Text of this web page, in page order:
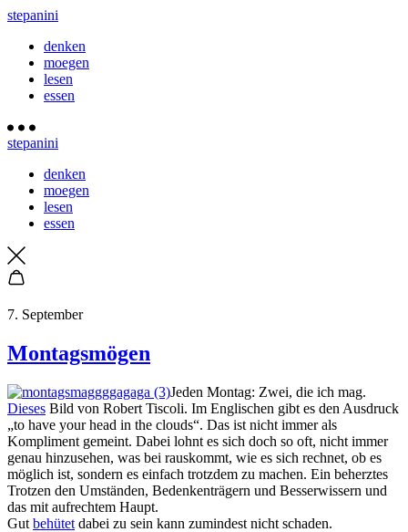
stepanini
denken
moegen
lesen
essen
stepanini
denken
moegen
lesen
essen
7. September
Montagsmögen
Jeden Montag: Zwei, die ich mag.
Dieses Bild von Robert Tiscoli. Im Englischen gibt es den Ausdruck
„to have your head in the clouds“. Das ist nicht immer als
Kompliment gemeint. Dabei lohnt es sich doch so oft, nicht immer
genau hinzusehen, was bei rauskommt, wie es sich rechnet, ob es
möglich ist, sondern es einfach trotzdem zu machen. Ein beherztes
Trotzen den Umständen, Bedenkenträgern und Besserwissern und
das mit aufrechtem Haupt.
Gut behütet dabei zu sein kann zumindest nicht schaden.